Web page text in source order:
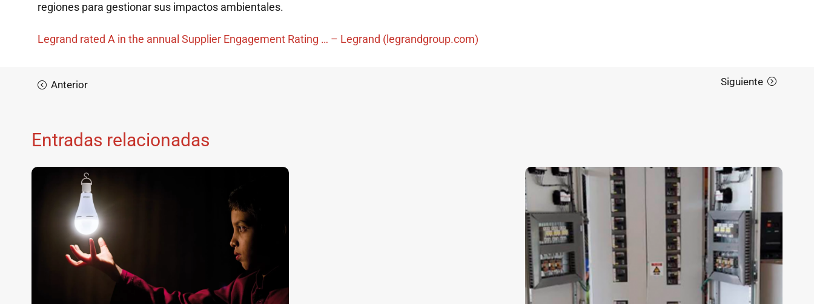
regiones para gestionar sus impactos ambientales.
Legrand rated A in the annual Supplier Engagement Rating … – Legrand (legrandgroup.com)
Entradas relacionadas